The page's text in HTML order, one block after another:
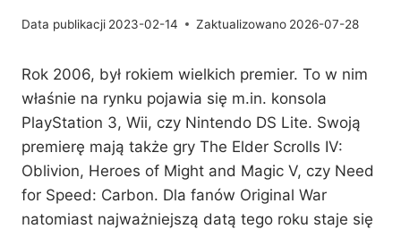
Data publikacji 2023-02-14 Zaktualizowano 2026-07-28
Rok 2006, był rokiem wielkich premier. To w nim
właśnie na rynku pojawia się m.in. konsola
PlayStation 3, Wii, czy Nintendo DS Lite. Swoją
premierę mają także gry The Elder Scrolls IV:
Oblivion, Heroes of Might and Magic V, czy Need
for Speed: Carbon. Dla fanów Original War
natomiast najważniejszą datą tego roku staje się